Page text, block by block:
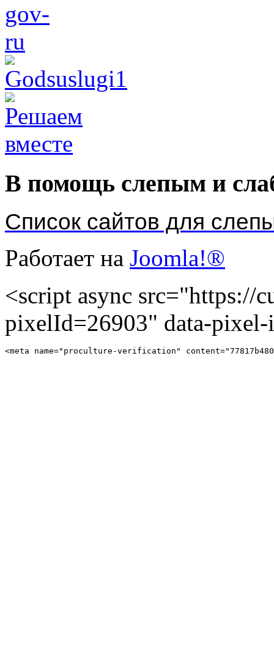
В помощь слепым и
Список сайтов для
Работает на Joomla!®
<script async src="https://
pixelId=26903" data-
<meta name="proculture-verification"